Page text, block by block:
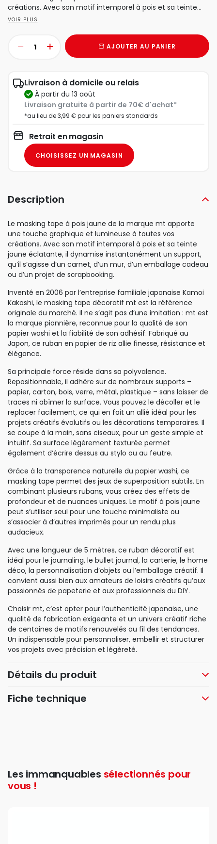
créations. Avec son motif intemporel à pois et sa teinte...
VOIR PLUS
AJOUTER AU PANIER
Livraison à domicile ou relais
à partir du 13 août
Livraison gratuite à partir de 70€ d'achat*
*au lieu de 3,99 € pour les paniers standards
Retrait en magasin
CHOISISSEZ UN MAGASIN
Description
Le masking tape à pois jaune de la marque mt apporte
une touche graphique et lumineuse à toutes vos
créations. Avec son motif intemporel à pois et sa teinte
jaune éclatante, il dynamise instantanément un support,
qu’il s’agisse d’un carnet, d’un mur, d’un emballage cadeau
ou d’un projet de scrapbooking.
Inventé en 2006 par l’entreprise familiale japonaise Kamoi
Kakoshi, le masking tape décoratif mt est la référence
originale du marché. Il ne s’agit pas d’une imitation : mt est
la marque pionnière, reconnue pour la qualité de son
papier washi et la fiabilité de son adhésif. Fabriqué au
Japon, ce ruban en papier de riz allie finesse, résistance et
élégance.
Sa principale force réside dans sa polyvalence.
Repositionnable, il adhère sur de nombreux supports –
papier, carton, bois, verre, métal, plastique – sans laisser de
traces ni abîmer la surface. Vous pouvez le décoller et le
replacer facilement, ce qui en fait un allié idéal pour les
projets créatifs évolutifs ou les décorations temporaires. Il
se coupe à la main, sans ciseaux, pour un geste simple et
intuitif. Sa surface légèrement texturée permet
également d’écrire dessus au stylo ou au feutre.
Grâce à la transparence naturelle du papier washi, ce
masking tape permet des jeux de superposition subtils. En
combinant plusieurs rubans, vous créez des effets de
profondeur et de nuances uniques. Le motif à pois jaune
peut s’utiliser seul pour une touche minimaliste ou
s’associer à d’autres imprimés pour un rendu plus
audacieux.
Avec une longueur de 5 mètres, ce ruban décoratif est
idéal pour le journaling, le bullet journal, la carterie, le home
déco, la personnalisation d’objets ou l’emballage créatif. Il
convient aussi bien aux amateurs de loisirs créatifs qu’aux
passionnés de papeterie et aux professionnels du DIY.
Choisir mt, c’est opter pour l’authenticité japonaise, une
qualité de fabrication exigeante et un univers créatif riche
de centaines de motifs renouvelés au fil des tendances.
Un indispensable pour personnaliser, embellir et structurer
vos projets avec précision et légèreté.
Détails du produit
Fiche technique
Les immanquables sélectionnés pour
vous !